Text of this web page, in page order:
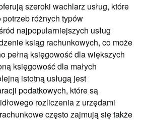
szeroki wachlarz usług, które
różnych typów
najpopularniejszych usług
ksiąg rachunkowych, co może
pełną księgowość dla większych
księgowość dla małych
istotną usługą jest
podatkowych, które są
rozliczenia z urzędami
często zajmują się także